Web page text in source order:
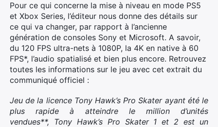
Pour ce qui concerne la mise à niveau en mode PS5
et Xbox Series, l’éditeur nous donne des détails sur
ce qui va changer, par rapport à l’ancienne
génération de consoles Sony et Microsoft. A savoir,
du 120 FPS ultra-nets à 1080P, la 4K en native à 60
FPS*, l’audio spatialisé et bien plus encore. Retrouvez
toutes les informations sur le jeu avec cet extrait du
communiqué officiel :
Jeu de la licence Tony Hawk’s Pro Skater ayant été le
plus rapide à atteindre le million d’unités
vendues**, Tony Hawk’s Pro Skater 1 et 2 est un